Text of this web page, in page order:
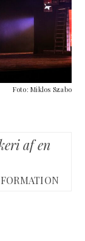
Foto: Miklos Szabo
af en